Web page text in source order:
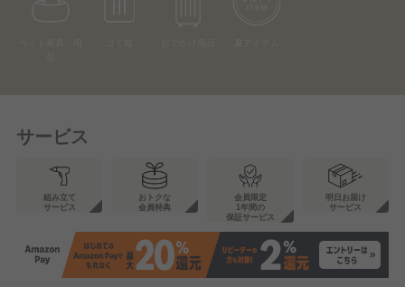
サービス
組み立て
サービス
おトクな
会員特典
会員限定
1年間の
保証サービス
明日お届け
サービス